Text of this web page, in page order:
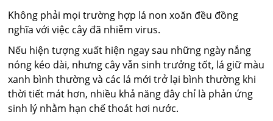
Không phải mọi trường hợp lá non xoăn đều đồng
nghĩa với việc cây đã nhiễm virus.
Nếu hiện tượng xuất hiện ngay sau những ngày nắng
nóng kéo dài, nhưng cây vẫn sinh trưởng tốt, lá giữ màu
xanh bình thường và các lá mới trở lại bình thường khi
thời tiết mát hơn, nhiều khả năng đây chỉ là phản ứng
sinh lý nhằm hạn chế thoát hơi nước.